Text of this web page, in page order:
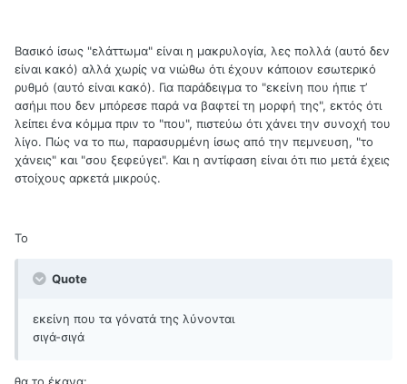
Βασικό ίσως "ελάττωμα" είναι η μακρυλογία, λες πολλά (αυτό δεν
είναι κακό) αλλά χωρίς να νιώθω ότι έχουν κάποιον εσωτερικό
ρυθμό (αυτό είναι κακό). Για παράδειγμα το "εκείνη που ήπιε τ’
ασήμι που δεν μπόρεσε παρά να βαφτεί τη μορφή της", εκτός ότι
λείπει ένα κόμμα πριν το "που", πιστεύω ότι χάνει την συνοχή του
λίγο. Πώς να το πω, παρασυρμένη ίσως από την πεμνευση, "το
χάνεις" και "σου ξεφεύγει". Και η αντίφαση είναι ότι πιο μετά έχεις
στοίχους αρκετά μικρούς.
Το
Quote
εκείνη που τα γόνατά της λύνονται
σιγά-σιγά